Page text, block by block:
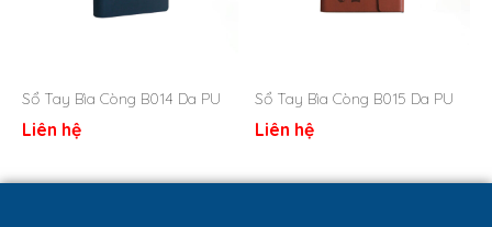
Chất liệu cao cấp:
Bìa sổ làm từ da PU kết hợp vải
hiệu.
Ruột sổ tiện dụng:
Giấy dày dặn, viết không lem
trong công việc.
Sổ Tay Bìa Còng B014 Da PU
Liên hệ
Sổ Tay Bìa Còng B015 Da PU
Liên hệ